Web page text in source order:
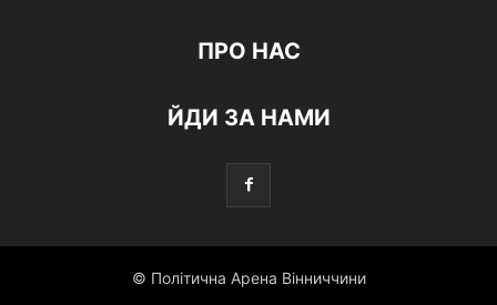
ПРО НАС
ЙДИ ЗА НАМИ
© Політична Арена Вінниччини